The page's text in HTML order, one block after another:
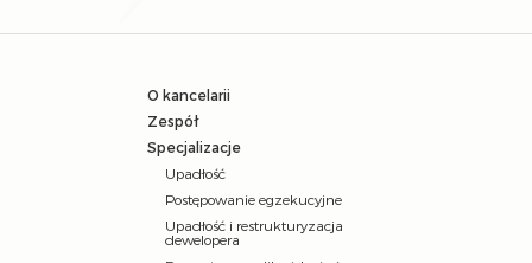
O kancelarii
Zespół
Specjalizacje
Upadłość
Postępowanie egzekucyjne
Upadłość i restrukturyzacja
dewelopera